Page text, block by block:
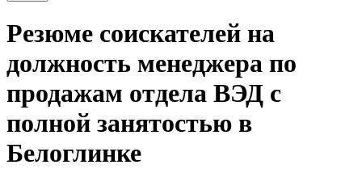
Резюме соискателей на
должность менеджера по
продажам отдела ВЭД с
полной занятостью в
Белоглинке